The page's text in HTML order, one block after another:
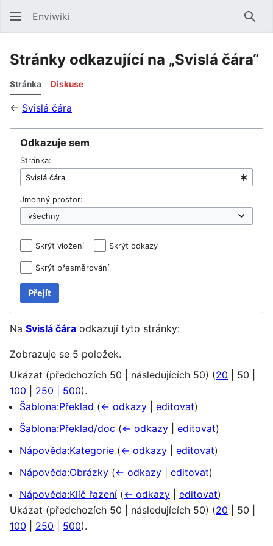
Enviwiki
Stránky odkazující na „Svislá čára“
Stránka Diskuse
← Svislá čára
Odkazuje sem
Stránka:
Jmenný prostor:
Skrýt vložení Skrýt odkazy
Skrýt přesměrování
Přejít
Na Svislá čára odkazují tyto stránky:
Zobrazuje se 5 položek.
Ukázat (předchozích 50 následujících 50) (20 50
100
250 500).
Šablona:Překlad (← odkazy editovat)
Šablona:Překlad/doc (← odkazy editovat)
Nápověda:Kategorie (← odkazy editovat)
Nápověda:Obrázky (← odkazy editovat)
Nápověda:Klíč řazení (← odkazy editovat)
Ukázat (předchozích 50 následujících 50) (20 50
100
250 500).